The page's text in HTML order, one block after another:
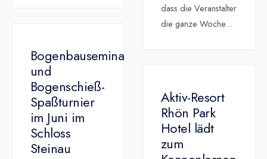
dass die Veranstalter
die ganze Woche...
Bogenbauseminar
und
Bogenschieß-
Spaßturnier
im Juni im
Schloss
Steinau
Aktiv-Resort
Rhön Park
Hotel lädt
zum